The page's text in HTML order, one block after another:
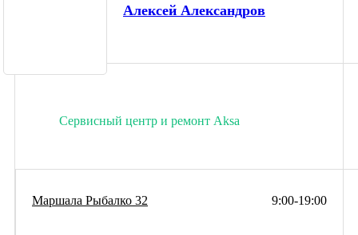
Алексей Александров
Сервисный центр и ремонт Aksa
9:00-19:00
Маршала Рыбалко 32